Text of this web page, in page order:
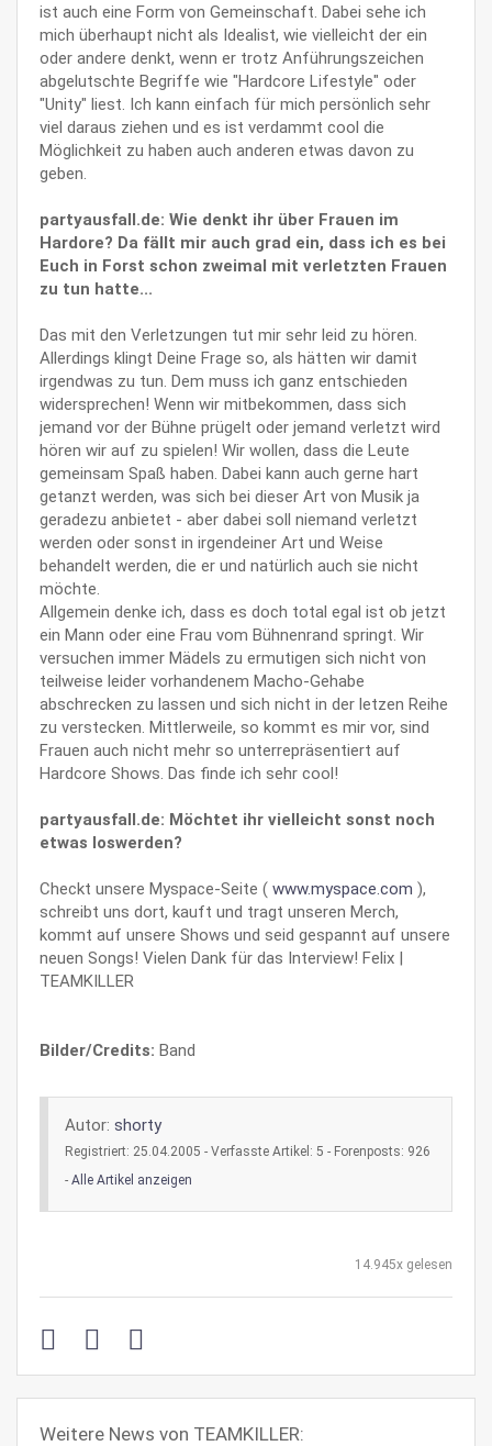
ist auch eine Form von Gemeinschaft. Dabei sehe ich
mich überhaupt nicht als Idealist, wie vielleicht der ein
oder andere denkt, wenn er trotz Anführungszeichen
abgelutschte Begriffe wie "Hardcore Lifestyle" oder
"Unity" liest. Ich kann einfach für mich persönlich sehr
viel daraus ziehen und es ist verdammt cool die
Möglichkeit zu haben auch anderen etwas davon zu
geben.
partyausfall.de: Wie denkt ihr über Frauen im
Hardore? Da fällt mir auch grad ein, dass ich es bei
Euch in Forst schon zweimal mit verletzten Frauen
zu tun hatte...
Das mit den Verletzungen tut mir sehr leid zu hören.
Allerdings klingt Deine Frage so, als hätten wir damit
irgendwas zu tun. Dem muss ich ganz entschieden
widersprechen! Wenn wir mitbekommen, dass sich
jemand vor der Bühne prügelt oder jemand verletzt wird
hören wir auf zu spielen! Wir wollen, dass die Leute
gemeinsam Spaß haben. Dabei kann auch gerne hart
getanzt werden, was sich bei dieser Art von Musik ja
geradezu anbietet - aber dabei soll niemand verletzt
werden oder sonst in irgendeiner Art und Weise
behandelt werden, die er und natürlich auch sie nicht
möchte.
Allgemein denke ich, dass es doch total egal ist ob jetzt
ein Mann oder eine Frau vom Bühnenrand springt. Wir
versuchen immer Mädels zu ermutigen sich nicht von
teilweise leider vorhandenem Macho-Gehabe
abschrecken zu lassen und sich nicht in der letzen Reihe
zu verstecken. Mittlerweile, so kommt es mir vor, sind
Frauen auch nicht mehr so unterrepräsentiert auf
Hardcore Shows. Das finde ich sehr cool!
partyausfall.de: Möchtet ihr vielleicht sonst noch
etwas loswerden?
Checkt unsere Myspace-Seite ( www.myspace.com ),
schreibt uns dort, kauft und tragt unseren Merch,
kommt auf unsere Shows und seid gespannt auf unsere
neuen Songs! Vielen Dank für das Interview! Felix |
TEAMKILLER
Bilder/Credits: Band
Autor: shorty
Registriert: 25.04.2005 - Verfasste Artikel: 5 - Forenposts: 926
- Alle Artikel anzeigen
14.945x gelesen
Weitere News von TEAMKILLER: